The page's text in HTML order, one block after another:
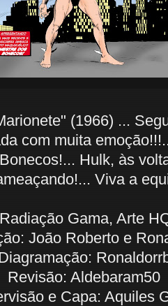
(1966) ...
com muita
Hulk, às
Viva a
Gama, Arte
João Roberto e
Revisão: Aldebaram50
e Capa: Aquiles